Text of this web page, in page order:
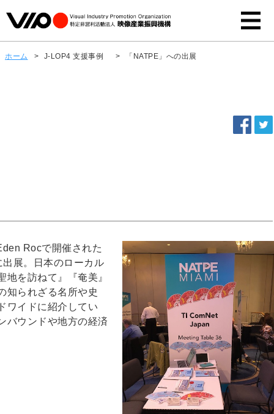
ホーム > J-LOP4 支援事例 > 「NATPE」への出展
Rocで開催された
展。日本のローカル
を訪ねて』『奄美』
知られざる名所や史
ワイドに紹介してい
バウンドや地方の経済